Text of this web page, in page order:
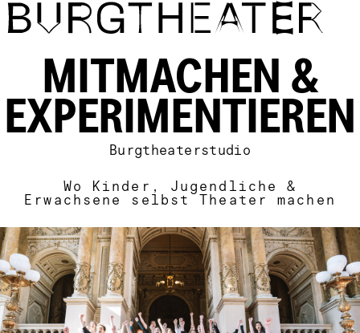
Direkt zum Inhalt
MITMACHEN &
EXPERIMENTIEREN
Burgtheaterstudio
Wo Kinder, Jugendliche &
Erwachsene selbst Theater machen